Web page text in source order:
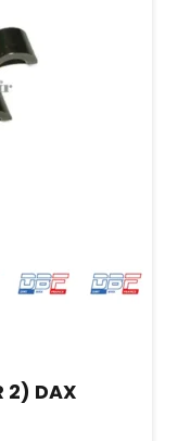
2) DAX